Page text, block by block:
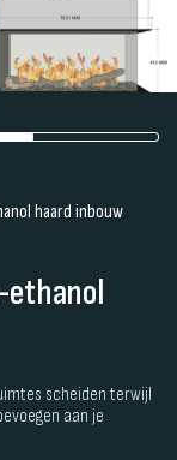
haard inbouw
ethanol
scheiden terwijl
aan je